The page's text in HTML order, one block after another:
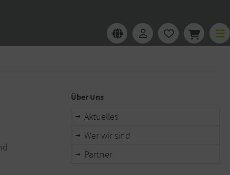
Über Uns
Aktuelles
Wer wir sind
Partner